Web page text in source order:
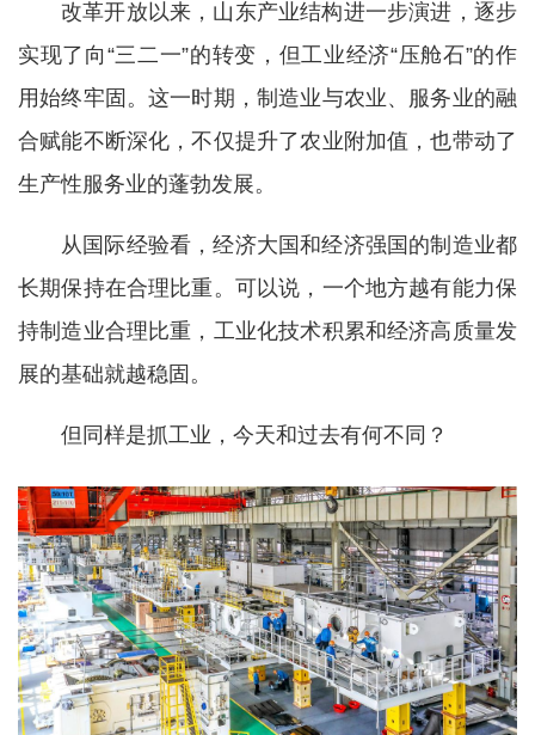
改革开放以来，山东产业结构进一步演进，逐步
实现了向“三二一”的转变，但工业经济“压舱石”的作
用始终牢固。这一时期，制造业与农业、服务业的融
合赋能不断深化，不仅提升了农业附加值，也带动了
生产性服务业的蓬勃发展。
从国际经验看，经济大国和经济强国的制造业都
长期保持在合理比重。可以说，一个地方越有能力保
持制造业合理比重，工业化技术积累和经济高质量发
展的基础就越稳固。
但同样是抓工业，今天和过去有何不同？